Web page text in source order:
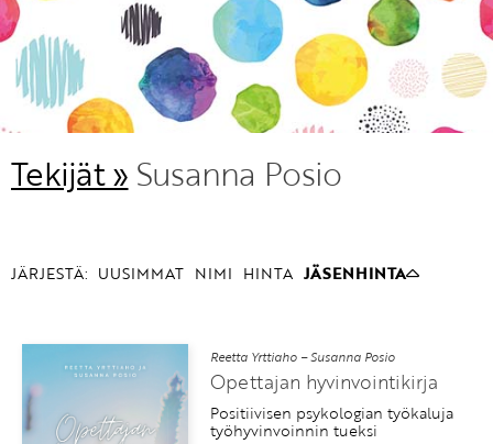
Etkö ole vielä Varhaiskasvatuksen Tietopalvelun
jäsen?
Liity tästä!
Tekijät » Susanna Posio
JÄRJESTÄ: UUSIMMAT NIMI HINTA JÄSENHINTA
Reetta Yrttiaho – Susanna Posio
Opettajan hyvinvointikirja
Positiivisen psykologian työkaluja
työhyvinvoinnin tueksi